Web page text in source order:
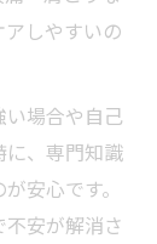
しやすいの
場合や自己
に、専門知識
安心です。
安が解消さ